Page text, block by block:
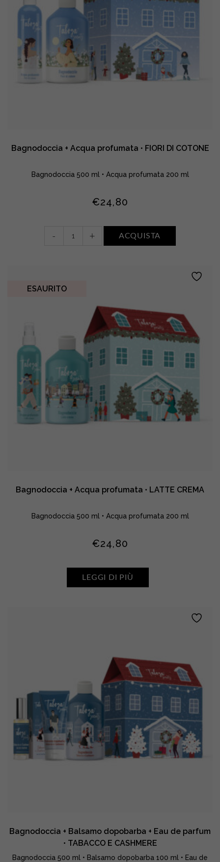
Bagnodoccia + Acqua profumata • FIORI DI COTONE
Bagnodoccia 500 ml • Acqua profumata 200 ml
€24,80
Bagnodoccia
FIORI
- + ACQUISTA
ESAURITO
Bagnodoccia + Acqua profumata • LATTE CREMA
Bagnodoccia 500 ml • Acqua profumata 200 ml
€24,80
LEGGI DI PIÙ
Bagnodoccia + Balsamo dopobarba + Eau de parfum
• TABACCO E CASHMERE
Bagnodoccia 500 ml • Balsamo dopobarba 100 ml • Eau de